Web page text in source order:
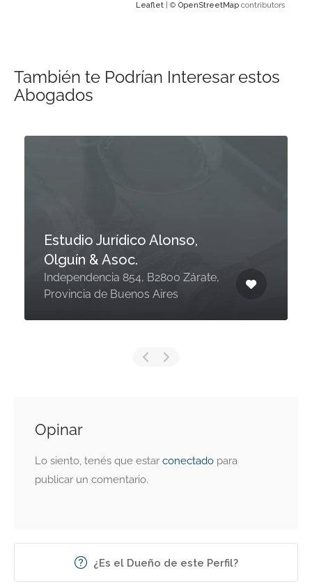
Leaflet | © OpenStreetMap contributors
También te Podrían Interesar estos
Abogados
Estudio Jurídico Alonso,
Olguín & Asoc.
Independencia 854, B2800 Zárate,
Provincia de Buenos Aires
Opinar
Lo siento, tenés que estar conectado para
publicar un comentario.
¿Es el Dueño de este Perfil?